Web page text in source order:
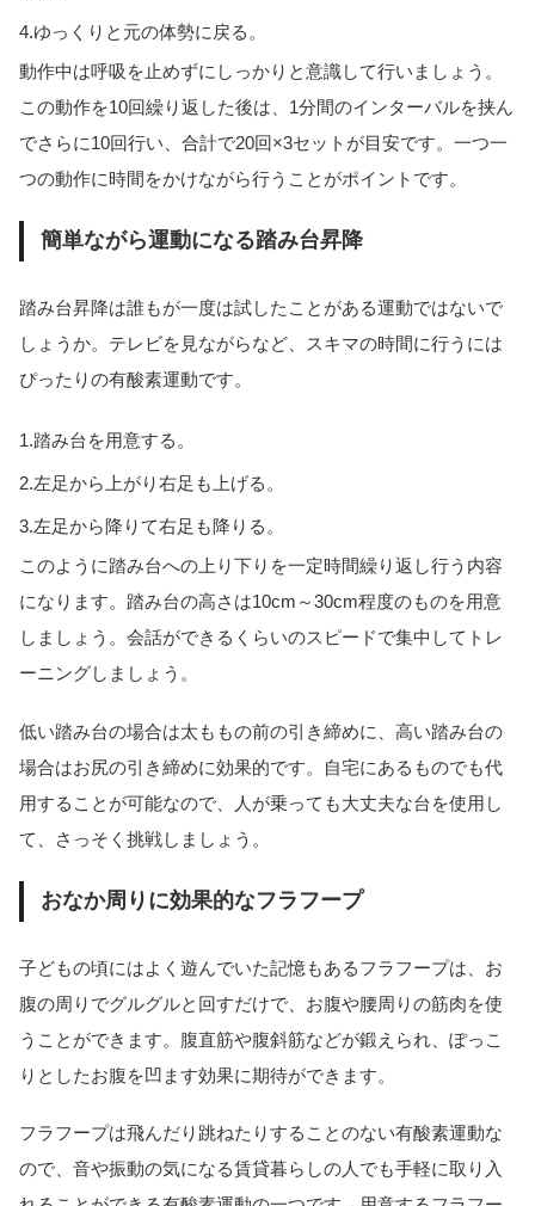
4.ゆっくりと元の体勢に戻る。
動作中は呼吸を止めずにしっかりと意識して行いましょう。
この動作を10回繰り返した後は、1分間のインターバルを挟ん
でさらに10回行い、合計で20回×3セットが目安です。一つ一
つの動作に時間をかけながら行うことがポイントです。
簡単ながら運動になる踏み台昇降
踏み台昇降は誰もが一度は試したことがある運動ではないで
しょうか。テレビを見ながらなど、スキマの時間に行うには
ぴったりの有酸素運動です。
1.踏み台を用意する。
2.左足から上がり右足も上げる。
3.左足から降りて右足も降りる。
このように踏み台への上り下りを一定時間繰り返し行う内容
になります。踏み台の高さは10cm～30cm程度のものを用意
しましょう。会話ができるくらいのスピードで集中してトレ
ーニングしましょう。
低い踏み台の場合は太ももの前の引き締めに、高い踏み台の
場合はお尻の引き締めに効果的です。自宅にあるものでも代
用することが可能なので、人が乗っても大丈夫な台を使用し
て、さっそく挑戦しましょう。
おなか周りに効果的なフラフープ
子どもの頃にはよく遊んでいた記憶もあるフラフープは、お
腹の周りでグルグルと回すだけで、お腹や腰周りの筋肉を使
うことができます。腹直筋や腹斜筋などが鍛えられ、ぽっこ
りとしたお腹を凹ます効果に期待ができます。
フラフープは飛んだり跳ねたりすることのない有酸素運動な
ので、音や振動の気になる賃貸暮らしの人でも手軽に取り入